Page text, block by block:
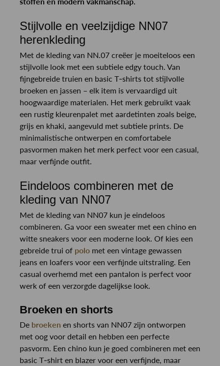
Stijlvolle en veelzijdige NN07
herenkleding
Met de kleding van NN.07 creëer je moeiteloos een
stijlvolle look met een subtiele edgy touch. Van
fijngebreide truien en basic T-shirts tot stijlvolle
broeken en jassen – elk item is vervaardigd uit
hoogwaardige materialen. Het merk gebruikt vaak
een rustig kleurenpalet met aardetinten zoals beige,
grijs en khaki, aangevuld met subtiele prints. De
minimalistische ontwerpen en comfortabele
pasvormen maken het merk perfect voor een casual,
maar verfijnde outfit.
Eindeloos combineren met de
kleding van NN07
Met de kleding van NN07 kun je eindeloos
combineren. Ga voor een sweater met een chino en
witte sneakers voor een moderne look. Of kies een
gebreide trui of polo met een vintage gewassen
jeans en loafers voor een verfijnde uitstraling. Een
casual overhemd met een pantalon is perfect voor
werk of een verzorgde dagelijkse look.
Broeken en shorts
De broeken en shorts van NN07 zijn ontworpen
met oog voor detail en hebben een perfecte
pasvorm. Een chino kun je goed combineren met een
basic T-shirt en blazer voor een verfijnde, maar